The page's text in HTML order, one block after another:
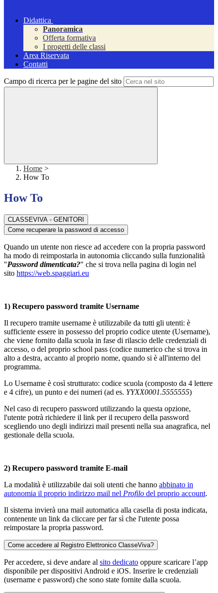
Didattica
Panoramica
Offerta formativa
I progetti delle classi
Area Riservata
Contatti
Campo di ricerca per le pagine del sito
Home >
How To
How To
CLASSEVIVA - GENITORI
Come recuperare la password di accesso
Quando un utente non riesce ad accedere con la propria password
ha modo di reimpostarla in autonomia cliccando sulla funzionalità
"Password dimenticata?" che si trova nella pagina di login nel
sito https://web.spaggiari.eu
1) Recupero password tramite Username
Il recupero tramite username è utilizzabile da tutti gli utenti: è
sufficiente essere in possesso del proprio codice utente (Username),
che viene fornito dalla scuola in fase di rilascio delle credenziali di
accesso, o del proprio school pass (codice numerico che si trova in
alto a destra, accanto al proprio nome, quando si è all'interno del
programma.
Lo Username è così strutturato: codice scuola (composto da 4 lettere
e 4 cifre), un punto e dei numeri (ad es. YYXX0001.5555555)
Nel caso di recupero password utilizzando la questa opzione,
l'utente potrà richiedere il link per il recupero della password
scegliendo uno degli indirizzi mail presenti nella sua anagrafica, nel
gestionale della scuola.
2) Recupero password tramite E-mail
La modalità è utilizzabile dai soli utenti che hanno abbinato in
autonomia il proprio indirizzo mail nel Profilo del proprio account.
Il sistema invierà una mail automatica alla casella di posta indicata,
contenente un link da cliccare per far sì che l'utente possa
reimpostare la propria password.
Come accedere al Registro Elettronico ClasseViva?
Per accedere, si deve andare al sito dedicato oppure scaricare l’app
disponibile per dispositivi Android e iOS. Inserire le credenziali
(username e password) che sono state fornite dalla scuola.